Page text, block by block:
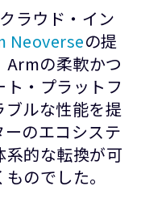
ラウド・イン
Neoverseの提
Armの柔軟かつ
・プラットフ
ブルな性能を提
のエコシステ
的な転換が可
のでした。